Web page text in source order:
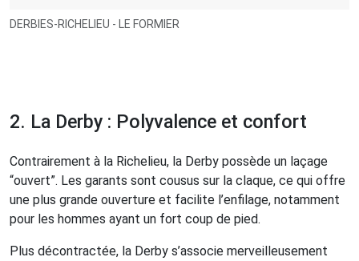
DERBIES-RICHELIEU - LE FORMIER
2. La Derby : Polyvalence et confort
Contrairement à la Richelieu, la Derby possède un laçage
“ouvert”. Les garants sont cousus sur la claque, ce qui offre
une plus grande ouverture et facilite l’enfilage, notamment
pour les hommes ayant un fort coup de pied.
Plus décontractée, la Derby s’associe merveilleusement